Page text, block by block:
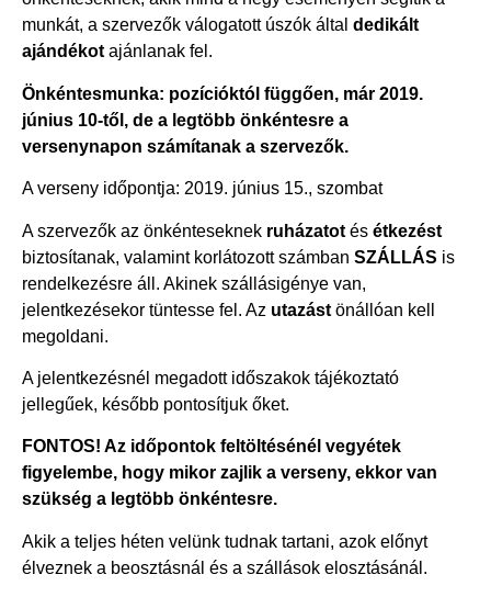
munkát, a szervezők válogatott úszók által dedikált
ajándékot ajánlanak fel.
Önkéntesmunka: pozícióktól függően, már 2019.
június 10-től, de a legtöbb önkéntesre a
versenynapon számítanak a szervezők.
A verseny időpontja: 2019. június 15., szombat
A szervezők az önkénteseknek ruházatot és étkezést
biztosítanak, valamint korlátozott számban SZÁLLÁS is
rendelkezésre áll. Akinek szállásigénye van,
jelentkezésekor tüntesse fel. Az utazást önállóan kell
megoldani.
A jelentkezésnél megadott időszakok tájékoztató
jellegűek, később pontosítjuk őket.
FONTOS! Az időpontok feltöltésénél vegyétek
figyelembe, hogy mikor zajlik a verseny, ekkor van
szükség a legtöbb önkéntesre.
Akik a teljes héten velünk tudnak tartani, azok előnyt
élveznek a beosztásnál és a szállások elosztásánál.